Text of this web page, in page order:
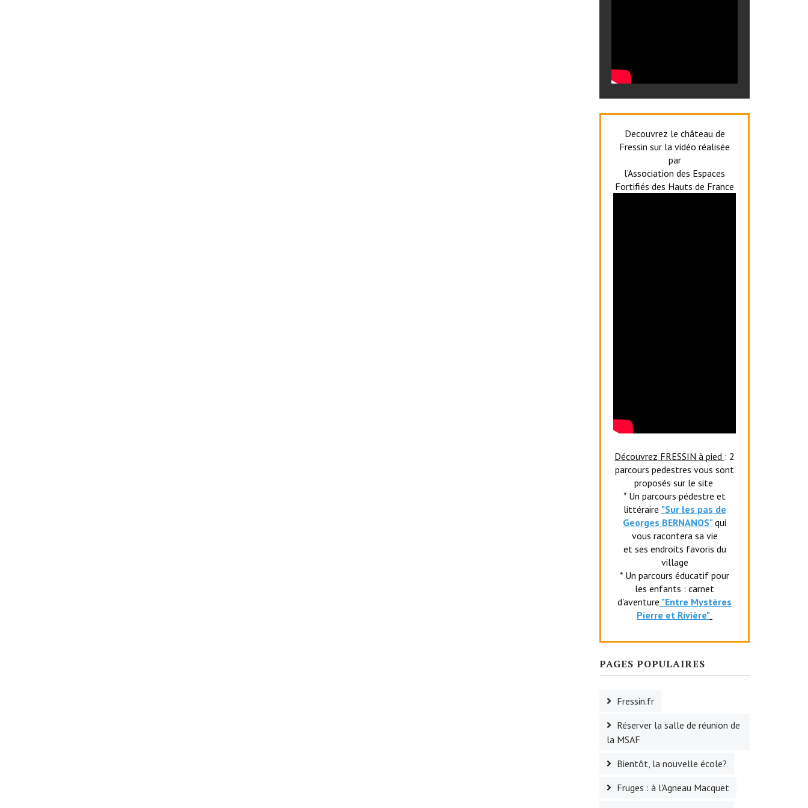
Decouvrez le château de
Fressin sur la vidéo réalisée
par
l'Association des Espaces
Fortifiés des Hauts de France
Découvrez FRESSIN à pied : 2
parcours pedestres vous sont
proposés sur le site
* Un parcours pédestre et
littéraire "Sur les pas de
Georges BERNANOS" qui
vous racontera sa vie
et ses endroits favoris du
village
* Un parcours éducatif pour
les enfants : carnet
d'aventure "Entre Mystères
Pierre et Rivière"
PAGES POPULAIRES
Fressin.fr
Réserver la salle de réunion de
la MSAF
Bientôt, la nouvelle école?
Fruges : à l'Agneau Macquet